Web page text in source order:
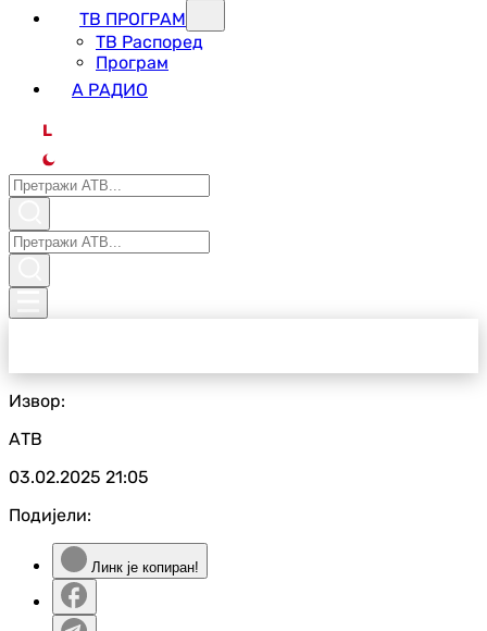
ТВ ПРОГРАМ
ТВ Распоред
Програм
А РАДИО
L
Извор:
АТВ
03.02.2025 21:05
Подијели:
Линк је копиран!